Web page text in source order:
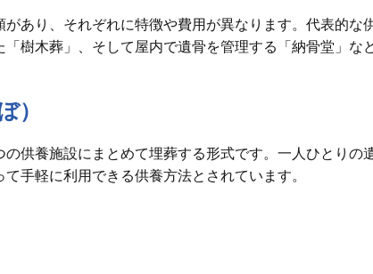
あり、それぞれに特徴や費用が異なります。代表的
「樹木葬」、そして屋内で遺骨を管理する「納骨堂」
）
供養施設にまとめて埋葬する形式です。一人ひとり
手軽に利用できる供養方法とされています。